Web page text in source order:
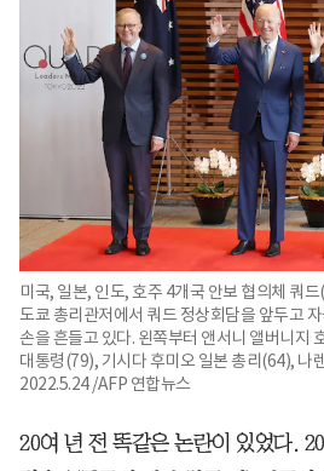
미국, 일본, 인도, 호주 4개국 안보 협의체 쿼
도쿄 총리관저에서 쿼드 정상회담을 앞두고
손을 흔들고 있다. 왼쪽부터 앤서니 앨버니지
대통령(79), 기시다 후미오 일본 총리(64), 나
2022.5.24 /AFP 연합뉴스
20여 년 전 똑같은 논란이 있었다.